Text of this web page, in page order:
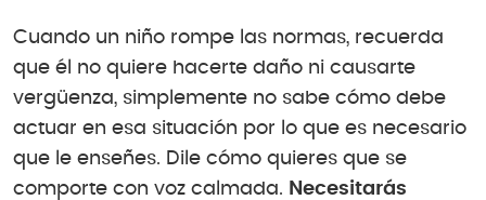
Cuando un niño rompe las normas, recuerda
que él no quiere hacerte daño ni causarte
vergüenza, simplemente no sabe cómo debe
actuar en esa situación por lo que es necesario
que le enseñes. Dile cómo quieres que se
comporte con voz calmada. Necesitarás